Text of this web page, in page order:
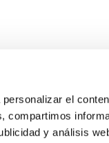
el
compartimos
y análisis